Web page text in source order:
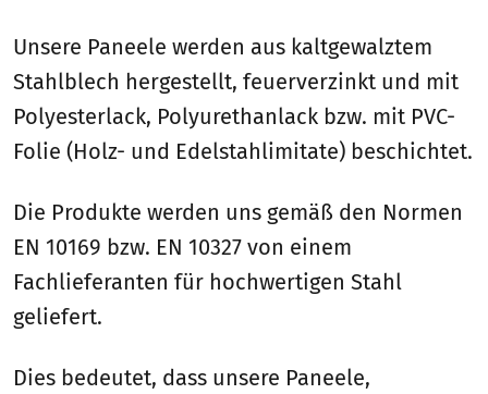
Unsere Paneele werden aus kaltgewalztem
Stahlblech hergestellt, feuerverzinkt und mit
Polyesterlack, Polyurethanlack bzw. mit PVC-
Folie (Holz- und Edelstahlimitate) beschichtet.
Die Produkte werden uns gemäß den Normen
EN 10169 bzw. EN 10327 von einem
Fachlieferanten für hochwertigen Stahl
geliefert.
Dies bedeutet, dass unsere Paneele,